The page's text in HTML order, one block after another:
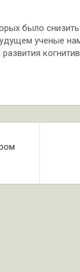
было
ученые